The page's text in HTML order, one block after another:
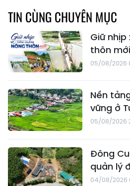
TIN CÙNG CHUYÊN MỤC
Giữ
thôn mới
05/08/2026
Nền
vững ở
05/08/2026
Đông
quản lý
04/08/2026